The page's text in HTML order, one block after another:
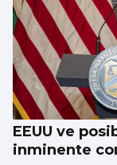
EEUU ve
inminente